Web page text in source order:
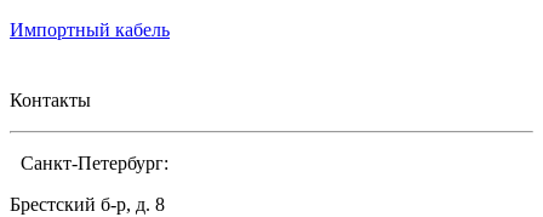
Импортный кабель
Контакты
Санкт-Петербург:
Брестский б-р, д. 8